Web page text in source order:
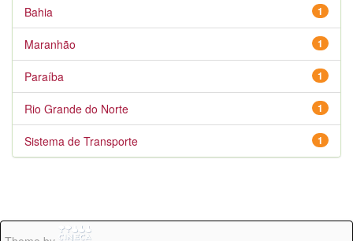
1
Bahia
1
Maranhão
1
Paraíba
1
Rio Grande do Norte
1
Sistema de Transporte